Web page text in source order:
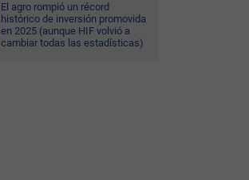
El agro rompió un récord
histórico de inversión promovida
en 2025 (aunque HIF volvió a
cambiar todas las estadísticas)